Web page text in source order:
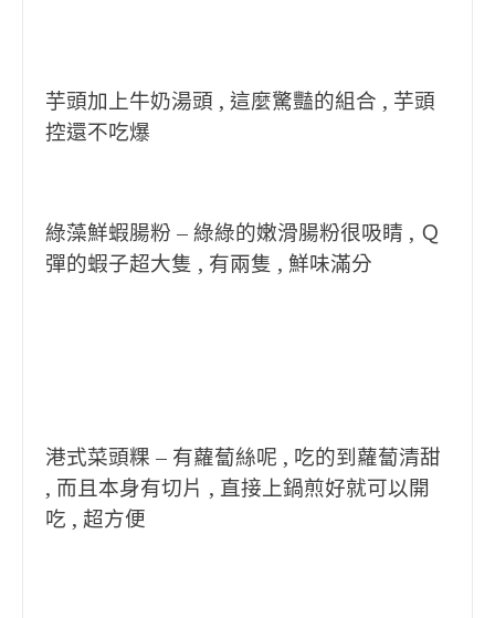
芋頭加上牛奶湯頭 , 這麼驚豔的組合 , 芋頭
控還不吃爆
綠藻鮮蝦腸粉 – 綠綠的嫩滑腸粉很吸睛 , Ｑ
彈的蝦子超大隻 , 有兩隻 , 鮮味滿分
港式菜頭粿 – 有蘿蔔絲呢 , 吃的到蘿蔔清甜
, 而且本身有切片 , 直接上鍋煎好就可以開
吃 , 超方便